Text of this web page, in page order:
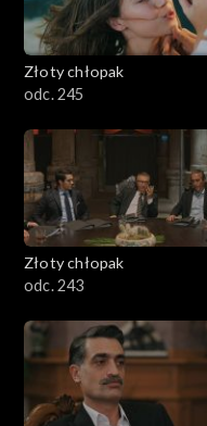
Złoty chłopak
odc. 245
Złoty chłopak
odc. 243